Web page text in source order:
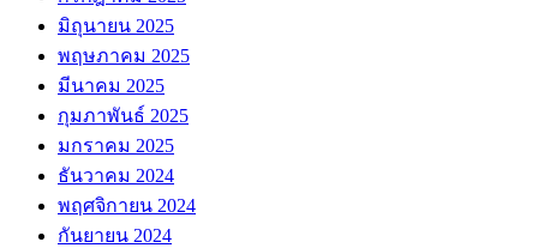
มิถุนายน 2025
พฤษภาคม 2025
มีนาคม 2025
กุมภาพันธ์ 2025
มกราคม 2025
ธันวาคม 2024
พฤศจิกายน 2024
กันยายน 2024